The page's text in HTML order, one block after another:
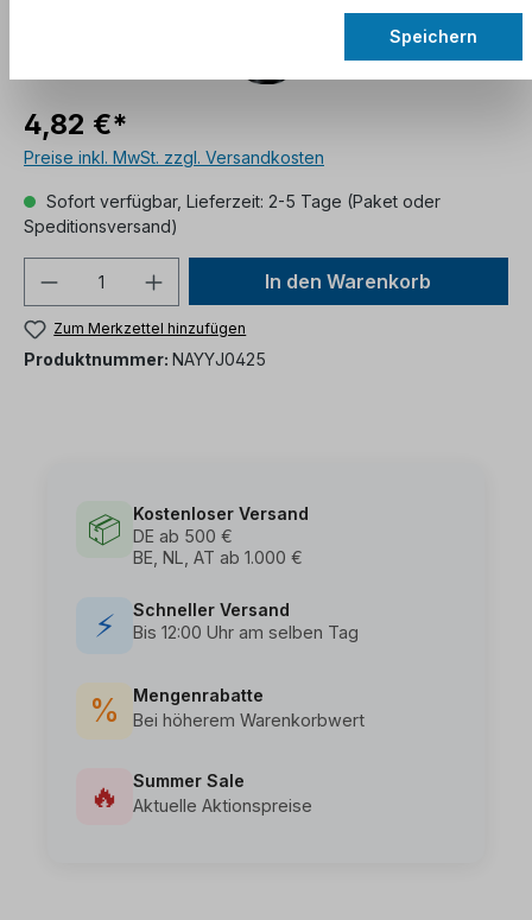
4,82 €*
Preise inkl. MwSt. zzgl. Versandkosten
Sofort verfügbar, Lieferzeit: 2-5 Tage (Paket oder
Speditionsversand)
In den Warenkorb
Zum Merkzettel hinzufügen
Produktnummer: NAYYJ0425
📦
Kostenloser Versand
DE ab 500 €
BE, NL, AT ab 1.000 €
⚡
Schneller Versand
Bis 12:00 Uhr am selben Tag
%
Mengenrabatte
Bei höherem Warenkorbwert
🔥
Summer Sale
Aktuelle Aktionspreise
Speichern